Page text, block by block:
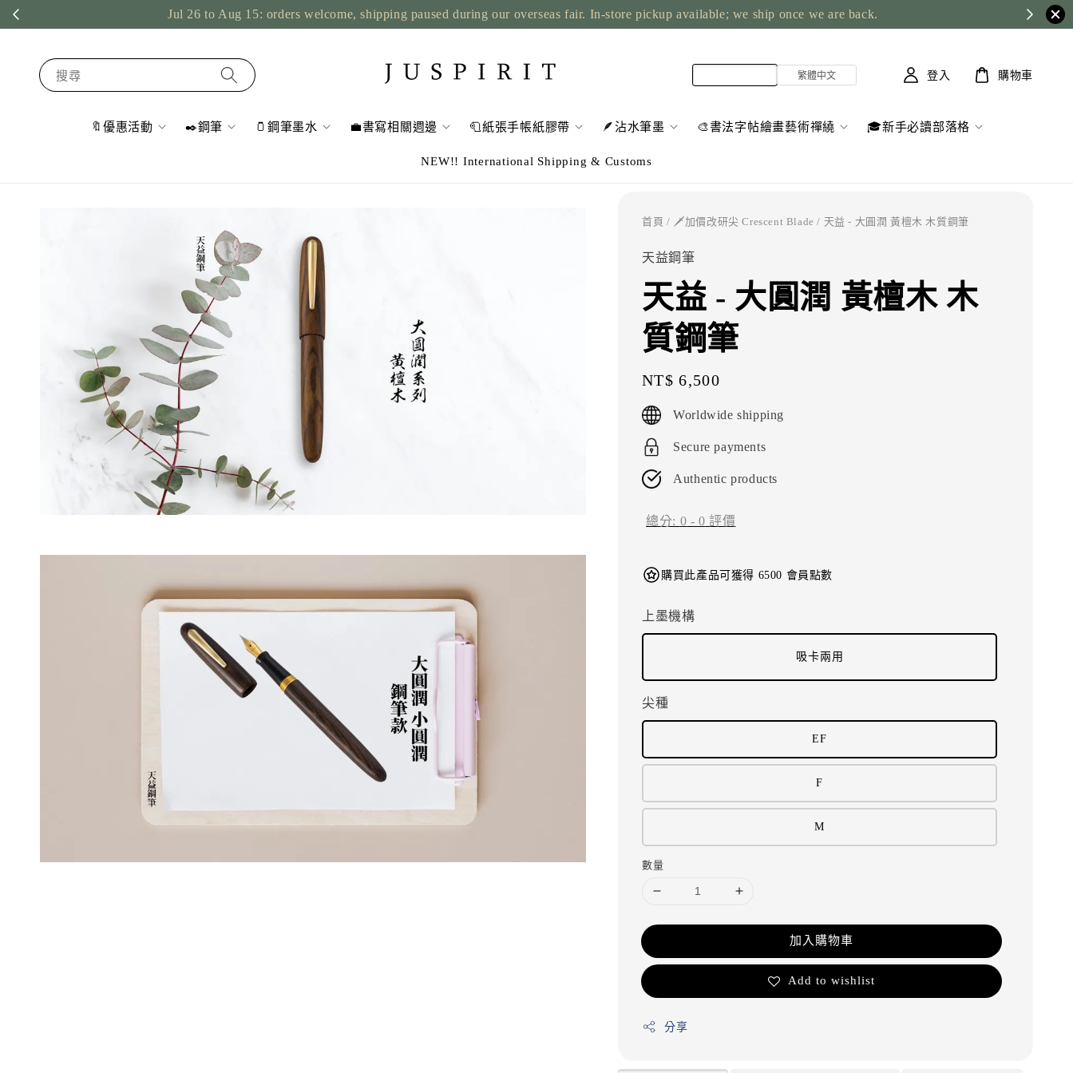
Jul 26 to Aug 15: orders welcome, shipping paused during our overseas fair. In-store pickup available; we ship once we are back.
搜尋
🔖優惠活動 ✒️鋼筆 🫙鋼筆墨水 💼書寫相關週邊 🧻紙張手帳紙膠帶 🪶沾水筆墨 🎨書法字帖繪畫藝術禪繞 🎓新手必讀部落格
NEW!! International Shipping & Customs
登入 購物車
首頁 / 🗡️加價改研尖 Crescent Blade / 天益 - 大圓潤 黃檀木 木質鋼筆
天益鋼筆
天益 - 大圓潤 黃檀木 木
質鋼筆
Regular
price
NT$ 6,500
Worldwide shipping
Secure payments
Authentic products
總分: 0 -0 評價
購買此產品可獲得 6500 會員點數
上墨機構
吸卡兩用
尖種
EF
F
M
數量
加入購物車
Add to wishlist
分享